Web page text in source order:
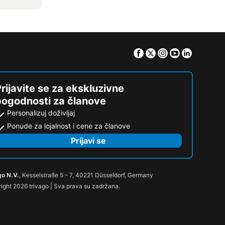
Facebook
TwitterInstagram
Youtube
se za ekskluzivne
za članove
Personalizuj doživljaj
Ponude za lojalnost i cene za članove
Prijavi se
N.V., Kesselstraße 5 – 7, 40221 Düsseldorf, Germany
2026 trivago | Sva prava su zadržana.